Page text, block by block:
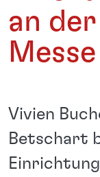
an
Messe
Vivien
Betschart